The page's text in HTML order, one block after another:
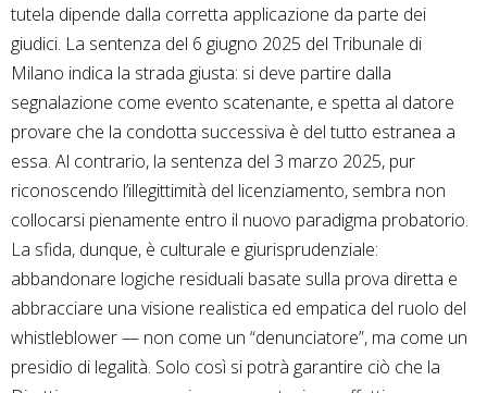
tutela dipende dalla corretta applicazione da parte dei
giudici. La sentenza del 6 giugno 2025 del Tribunale di
Milano indica la strada giusta: si deve partire dalla
segnalazione come evento scatenante, e spetta al datore
provare che la condotta successiva è del tutto estranea a
essa. Al contrario, la sentenza del 3 marzo 2025, pur
riconoscendo l’illegittimità del licenziamento, sembra non
collocarsi pienamente entro il nuovo paradigma probatorio.
La sfida, dunque, è culturale e giurisprudenziale:
abbandonare logiche residuali basate sulla prova diretta e
abbracciare una visione realistica ed empatica del ruolo del
whistleblower — non come un “denunciatore”, ma come un
presidio di legalità. Solo così si potrà garantire ciò che la